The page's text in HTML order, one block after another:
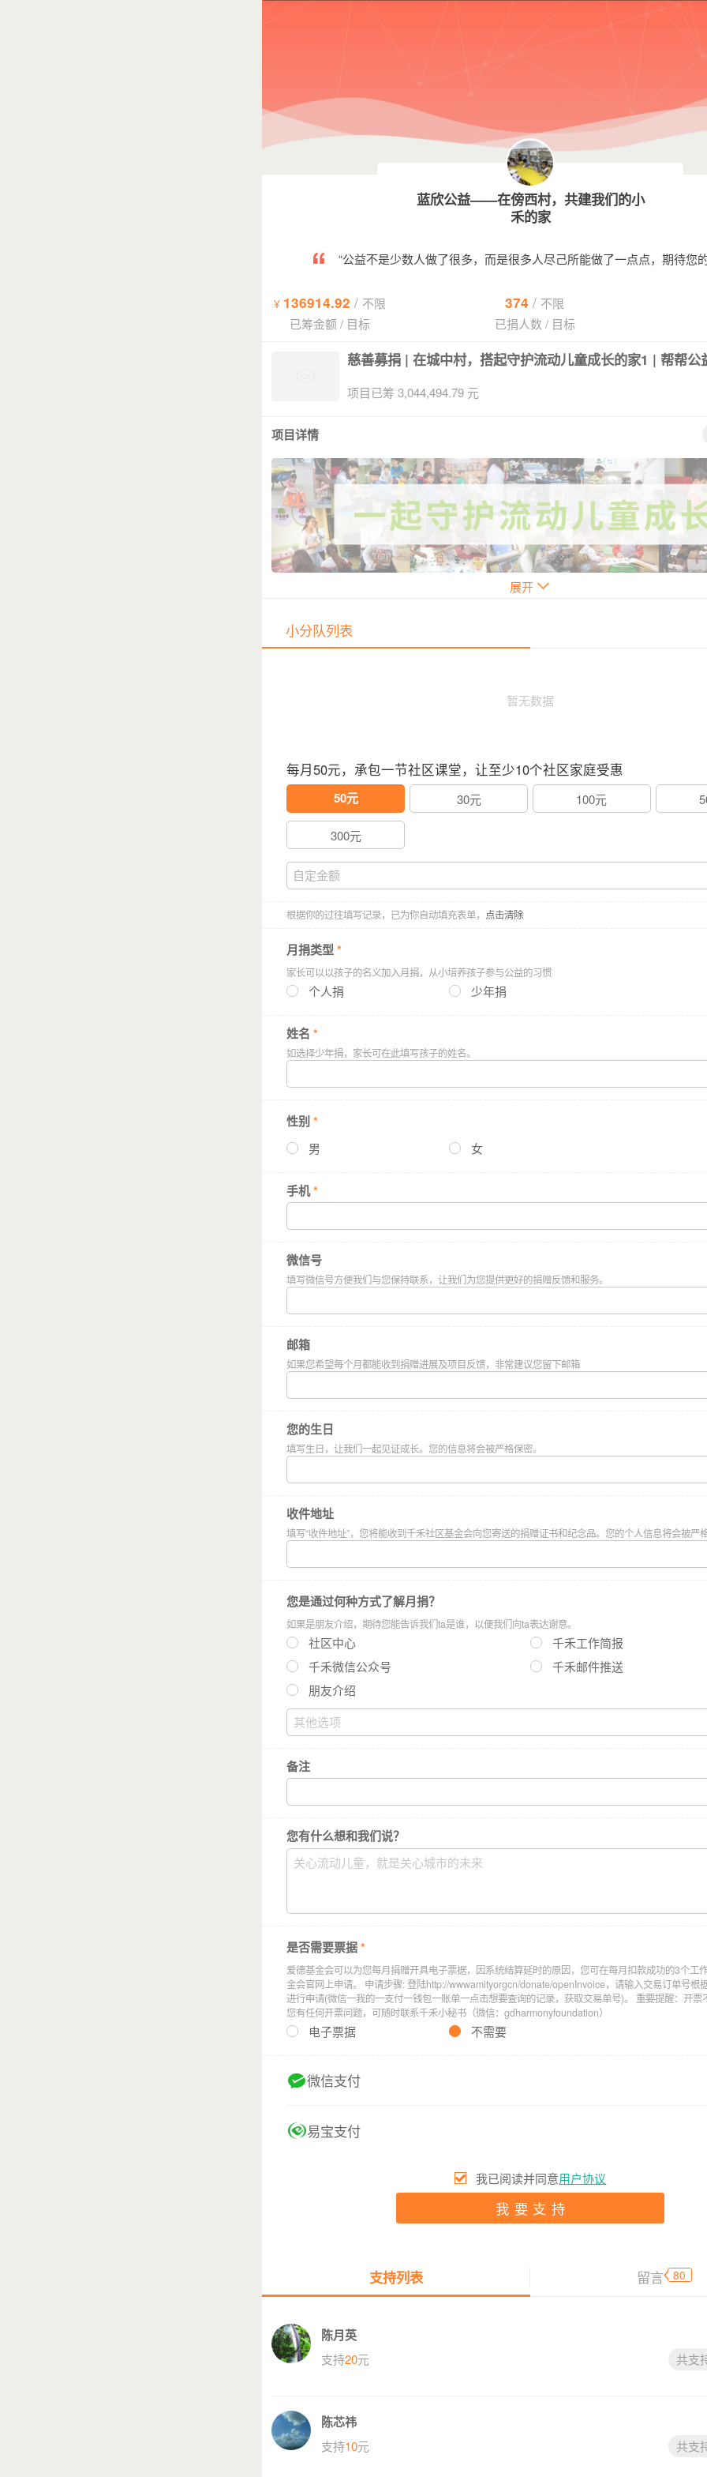
蓝欣公益——在傍西村，共建我们的小
禾的家
“公益不是少数人做了很多，而是很多人尽己所能做了一点点，期待您
¥ 136914.92 / 不限
已筹金额/ 目标
374 / 不限
已捐人数 / 目标
慈善募捐 | 在城中村，搭起守护流动儿童成长的家1 | 帮帮公
项目已筹 3,044,494.79 元
项目详情
（图片来自小禾的家项目，已获得所拍摄对象肖像授权）
为了孩子的成长，越来越多出城务工的家长，开始选择把孩子带在身边。
但是，带在身边并不等于高质量的陪伴，
当留守儿童转变成大城市内的流动儿童。
陪伴依然是奢侈品……
大城市里，在家长们起早贪黑的忙于生计时，
孩子们只能独自在陌生的大城市里独自适应着陌生的生活：
面对陌生的城中村里车水马龙，不受管束的就在社区游荡，无处可去的就被锁在家里
伴；反抗父母的管教，容易跟同龄人产生冲突，学习动力更无从谈起。
对城市世界的不适应与不安全感，让他们的心就逐渐变成一座座孤岛。
在广东，每4个儿童中就有1个是流动儿童。
他们常是儿童意外事故的主角，也是未成年人案件的常客。
他们往往自卑、困惑、焦虑、孤独。
但他们的“脆弱”和“过错”，并非不可逆转的。
展开
小分队列表
暂无数据
每月50元，承包一节社区课堂，让至少10个社区家庭受惠
50元 30元 100元
300元
根据你的过往填写记录，已为你自动填充表单， 点击清除
月捐类型*
家长可以以孩子的名义加入月捐，从小培养孩子参与公益的习惯
个人捐 少年捐
姓名 *
如选择少年捐，家长可在此填写孩子的姓名。
性别*
男 女
手机*
微信号
填写微信号方便我们与您保持联系，让我们为您提供更好的捐赠反馈和服务。
邮箱
如果您希望每个月都能收到捐赠进展及项目反馈，非常建议您留下邮箱
您的生日
填写生日，让我们一起见证成长。您的信息将会被严格保密。
收件地址
填写“收件地址”，您将能收到千禾社区基金会向您寄送的捐赠证书和纪念品。您的个人信息将会被严
您是通过何种方式了解月捐？
如果是朋友介绍，期待您能告诉我们ta是谁，以便我们向ta表达谢意。
社区中心
千禾工作简报
千禾微信公众号
千禾邮件推送
朋友介绍
备注
您有什么想和我们说？
是否需要票据*
爱德基金会可以为您每月捐赠开具电子票据，因系统结算延时的原因，您可在每月扣款成功的3个工
金会官网上申请。 申请步骤: 登陆http://wwwamityorgcn/donate/openInvoice，请输入交易订单号根
进行申请(微信一我的一支付一钱包一账单一点击想要查询的记录，获取交易单号)。 重要提醒：开票
您有任何开票问题，可随时联系千禾小秘书（微信：gdharmonyfoundation）
电子票据 不需要
微信支付
易宝支付
我已阅读并同意用户协议
我要支持
支持列表 留言 80
陈月英
支持20元 共支
陈芯祎
支持10元 共支